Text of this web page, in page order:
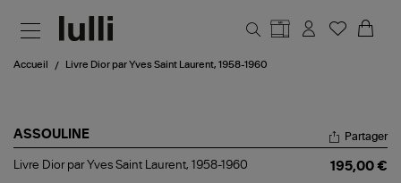
Accueil Livre Dior par Yves Saint Laurent, 1958-1960
ASSOULINE
Livre
Partager
Livre Dior par Yves Saint Laurent, 1958-1960
195,00 €